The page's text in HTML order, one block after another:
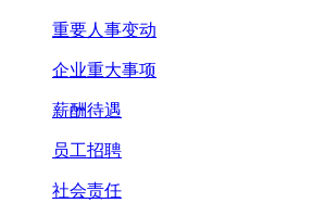
重要人事变动
企业重大事项
薪酬待遇
员工招聘
社会责任